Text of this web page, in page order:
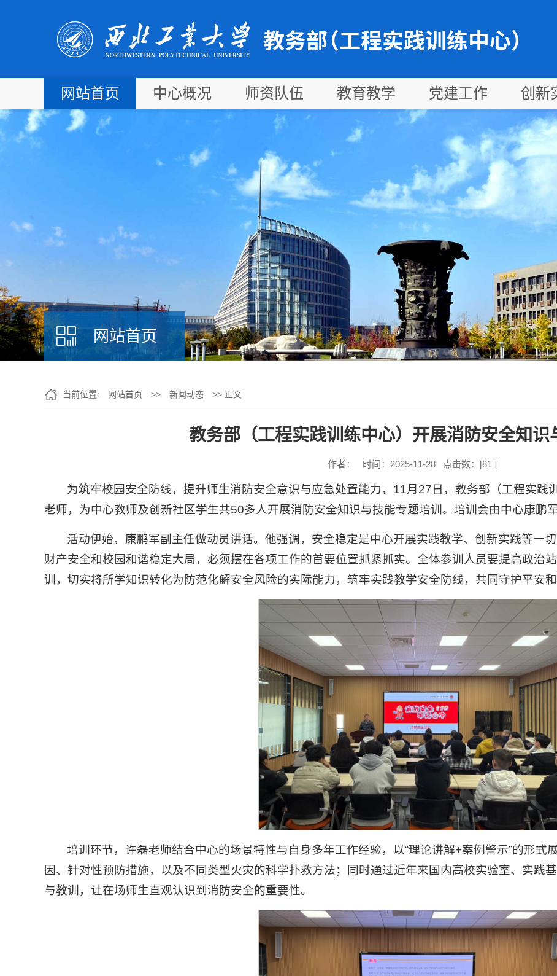
网站首页 中心概况 师资队伍 教育教学 党建工作 创新
网站首页
当前位置: 网站首页 >> 新闻动态 >> 正文
教务部（工程实践训练中心）开展消防安全知识
作者： 时间：2025-11-28 点击数：[81 ]
为筑牢校园安全防线，提升师生消防安全意识与应急处置能力，11月27日，教务部（工程实践
老师，为中心教师及创新社区学生共50多人开展消防安全知识与技能专题培训。培训会由中心康鹏军
活动伊始，康鹏军副主任做动员讲话。他强调，安全稳定是中心开展实践教学、创新实践等一
财产安全和校园和谐稳定大局，必须摆在各项工作的首要位置抓紧抓实。全体参训人员要提高政治
训，切实将所学知识转化为防范化解安全风险的实际能力，筑牢实践教学安全防线，共同守护平安和
培训环节，许磊老师结合中心的场景特性与自身多年工作经验，以“理论讲解+案例警示”的形式
因、针对性预防措施，以及不同类型火灾的科学扑救方法；同时通过近年来国内高校实验室、实践
与教训，让在场师生直观认识到消防安全的重要性。